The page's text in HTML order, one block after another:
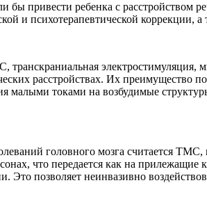
бы привести ребенка с
и психотерапевтической
расстройствах. Их преимущество
малыми токами на возбудимые
головного мозга считается
что передается как на
Это позволяет неинвазивно